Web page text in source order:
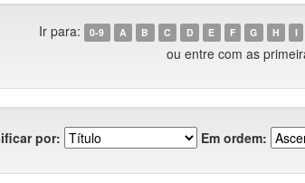
Ir para: 0-9 A B C D E F G H I
ou entre com as
por: Em ordem: